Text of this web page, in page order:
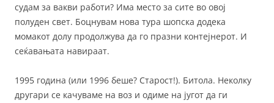
судам за вакви работи? Има место за сите во овој
полуден свет. Боцнувам нова тура шопска додека
момакот долу продолжува да го празни контејнерот. И
сеќавањата навираат.
1995 година (или 1996 беше? Старост!). Битола. Неколку
другари се качуваме на воз и одиме на југот да ги